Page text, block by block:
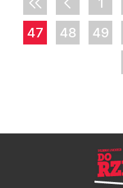
1
47
48 49